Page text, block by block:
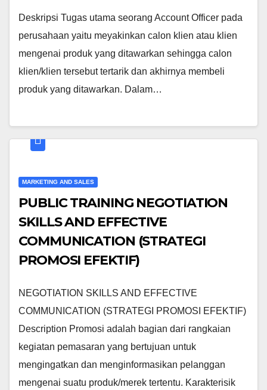
Deskripsi Tugas utama seorang Account Officer pada
perusahaan yaitu meyakinkan calon klien atau klien
mengenai produk yang ditawarkan sehingga calon
klien/klien tersebut tertarik dan akhirnya membeli
produk yang ditawarkan. Dalam…
MARKETING AND SALES
PUBLIC TRAINING NEGOTIATION
SKILLS AND EFFECTIVE
COMMUNICATION (STRATEGI
PROMOSI EFEKTIF)
NEGOTIATION SKILLS AND EFFECTIVE
COMMUNICATION (STRATEGI PROMOSI EFEKTIF)
Description Promosi adalah bagian dari rangkaian
kegiatan pemasaran yang bertujuan untuk
mengingatkan dan menginformasikan pelanggan
mengenai suatu produk/merek tertentu. Karakterisik